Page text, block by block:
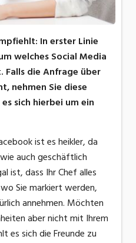
In erster Linie
welches Social Media
Falls die Anfrage über
nehmen Sie diese
sich hierbei um ein
ist es heikler, da
auch geschäftlich
ist, dass Ihr Chef alles
Sie markiert werden,
annehmen. Möchten
aber nicht mit Ihrem
es sich die Freunde zu